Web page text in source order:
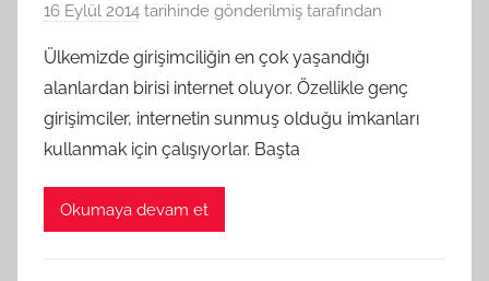
16 Eylül 2014 tarihinde gönderilmiş tarafından
Ülkemizde girişimciliğin en çok yaşandığı
alanlardan birisi internet oluyor. Özellikle genç
girişimciler, internetin sunmuş olduğu imkanları
kullanmak için çalışıyorlar. Başta
Okumaya devam et